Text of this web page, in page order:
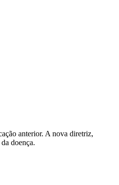
anterior. A nova diretriz,
da doença.